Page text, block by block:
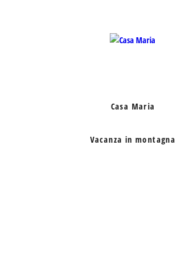
Casa Maria
Vacanza in montagna